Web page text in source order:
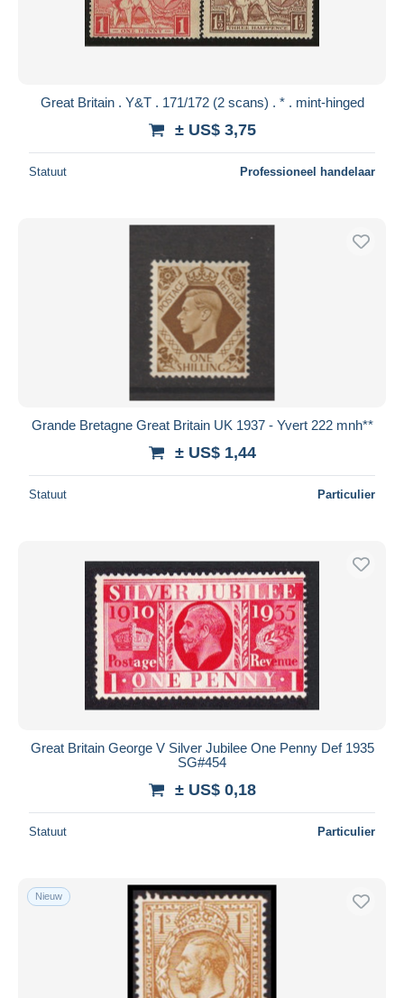
Great Britain . Y&T . 171/172 (2 scans) . * . mint-hinged
± US$ 3,75
Statuut Professioneel handelaar
Grande Bretagne Great Britain UK 1937 - Yvert 222 mnh**
± US$ 1,44
Statuut Particulier
Great Britain George V Silver Jubilee One Penny Def 1935
SG#454
± US$ 0,18
Statuut Particulier
Nieuw